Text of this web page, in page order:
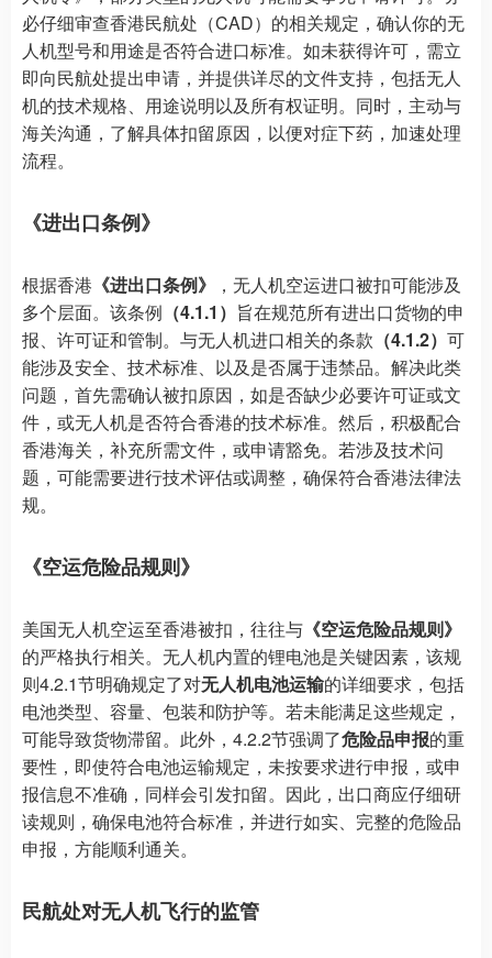
必仔细审查香港民航处（CAD）的相关规定，确认你的无
人机型号和用途是否符合进口标准。如未获得许可，需立
即向民航处提出申请，并提供详尽的文件支持，包括无人
机的技术规格、用途说明以及所有权证明。同时，主动与
海关沟通，了解具体扣留原因，以便对症下药，加速处理
流程。
《进出口条例》
根据香港 《进出口条例》
，无人机空运进口被扣可能涉及
多个层面。该条例 （4.1.1） 旨在规范所有进出口货物的申
报、许可证和管制。与无人机进口相关的条款 （4.1.2） 可
能涉及安全、技术标准、以及是否属于违禁品。解决此类
问题，首先需确认被扣原因，如是否缺少必要许可证或文
件，或无人机是否符合香港的技术标准。然后，积极配合
香港海关，补充所需文件，或申请豁免。若涉及技术问
题，可能需要进行技术评估或调整，确保符合香港法律法
规。
《空运危险品规则》
美国无人机空运至香港被扣，往往与 《空运危险品规则》
的严格执行相关。无人机内置的锂电池是关键因素，该规
则4.2.1节明确规定了对无人机电池运输的详细要求，包括
电池类型、容量、包装和防护等。若未能满足这些规定，
可能导致货物滞留。此外，4.2.2节强调了危险品申报的重
要性，即使符合电池运输规定，未按要求进行申报，或申
报信息不准确，同样会引发扣留。因此，出口商应仔细研
读规则，确保电池符合标准，并进行如实、完整的危险品
申报，方能顺利通关。
民航处对无人机飞行的监管